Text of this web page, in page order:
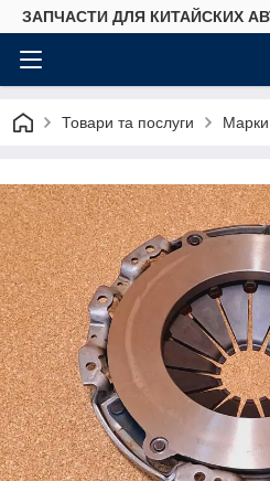
ЗАПЧАСТИ ДЛЯ КИТАЙСКИХ
Товари та послуги